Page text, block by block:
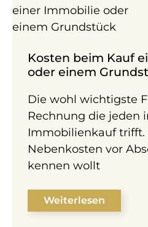
Kosten beim Kauf
oder einem
Die wohl wichtigste
Rechnung die jeden
Immobilienkauf trifft.
Nebenkosten vor
kennen wollt
Weiterlesen